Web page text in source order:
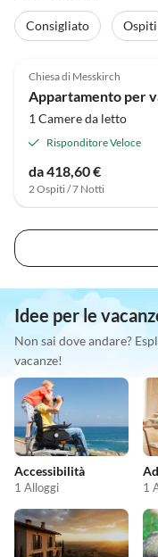
Consigliato Ospiti
Chiesa di Messkirch
1 Camere da letto
Risponditore Veloce
da 418,60 €
2 Ospiti / 7 Notti
Idee per le
Non sai dove andare?
vacanze!
Accessibilità
1 Alloggi 1